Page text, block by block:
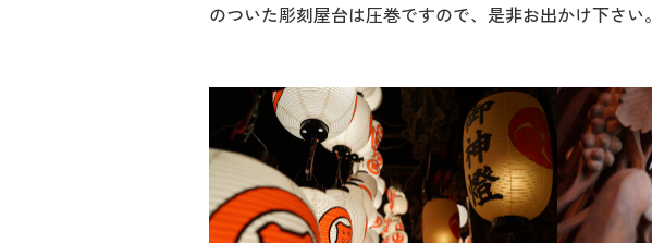
のついた彫刻屋台は圧巻ですので、是非お出かけ下さい。